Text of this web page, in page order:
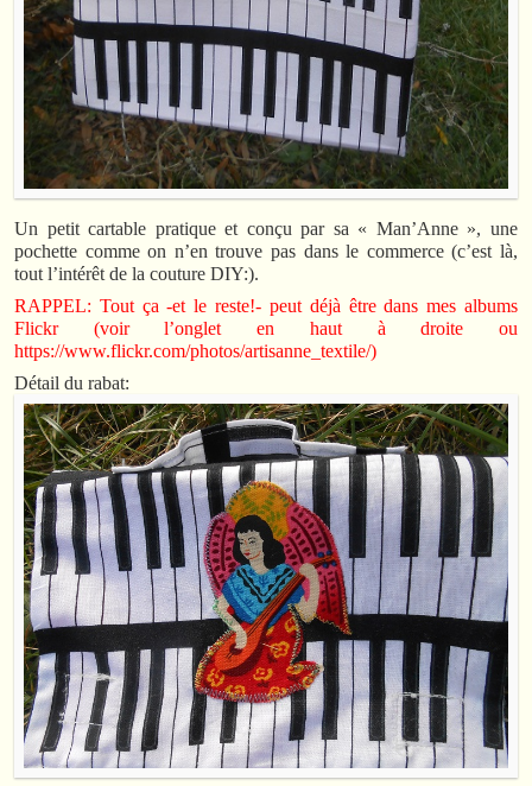
Un petit cartable pratique et conçu par sa « Man’Anne », une
pochette comme on n’en trouve pas dans le commerce (c’est là,
tout l’intérêt de la couture DIY:).
RAPPEL: Tout ça -et le reste!- peut déjà être dans mes albums
Flickr (voir l’onglet en haut à droite ou
https://www.flickr.com/photos/artisanne_textile/)
Détail du rabat: